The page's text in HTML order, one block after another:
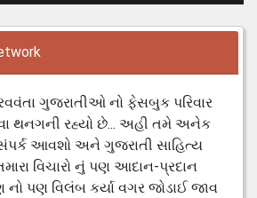
ગુજરાતીઓ નો ફેસબુક પરિવાર
થનગની રહ્યો છે... અહી તમે અનેક
સંપર્ક આવશો અને ગુજરાતી સાહિત્ય
વિચારો નું પણ આદાન-પ્રદાન
નો પણ વિલંબ કર્યા વગર જોડાઈ જાવ